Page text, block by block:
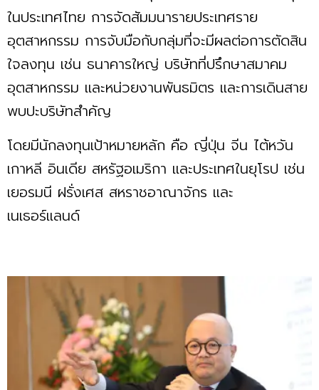
ในประเทศไทย การจัดสัมมนารายประเทศราย
อุตสาหกรรม การจับมือกับกลุ่มที่จะมีผลต่อการตัดสิน
ใจลงทุน เช่น ธนาคารใหญ่ บริษัทที่ปรึกษาสมาคม
อุตสาหกรรม และหน่วยงานพันธมิตร และการเดินสาย
พบปะบริษัทสำคัญ
โดยมีนักลงทุนเป้าหมายหลัก คือ ญี่ปุ่น จีน ไต้หวัน
เกาหลี อินเดีย สหรัฐอเมริกา และประเทศในยุโรป เช่น
เยอรมนี ฝรั่งเศส สหราชอาณาจักร และ
เนเธอร์แลนด์